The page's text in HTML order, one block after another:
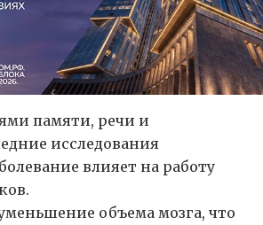
памяти, речи и
исследования
влияет на работу
объема мозга, что